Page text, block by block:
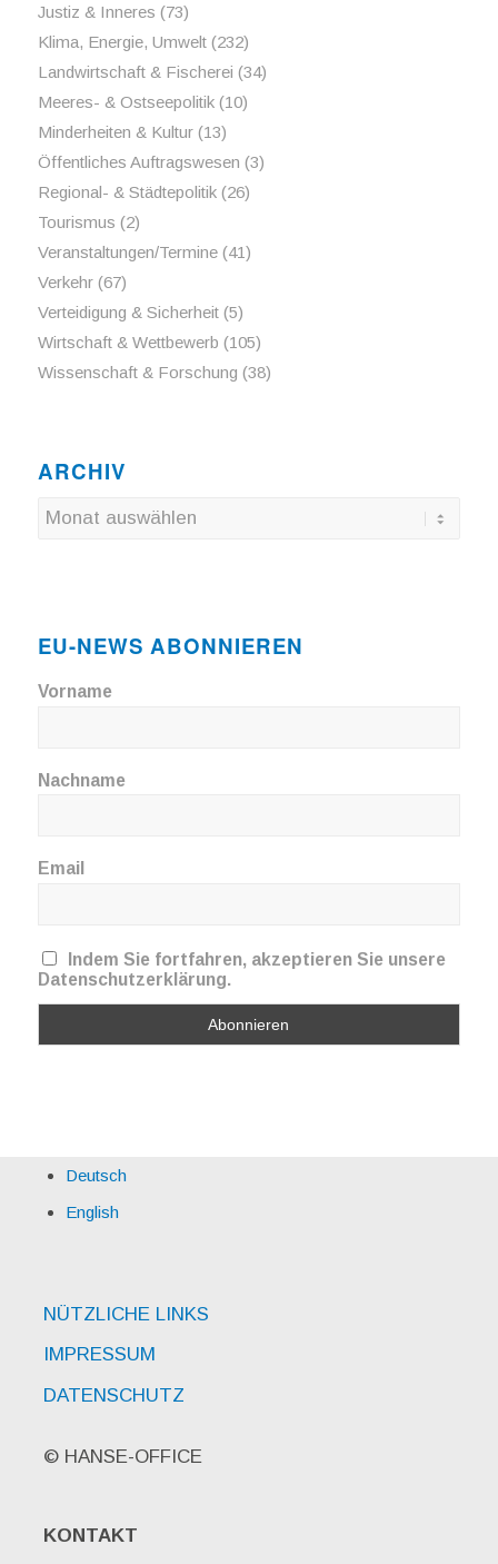
Justiz & Inneres (73)
Klima, Energie, Umwelt(232)
Landwirtschaft & Fischerei (34)
Meeres- & Ostseepolitik(10)
Minderheiten & Kultur(13)
Öffentliches Auftragswesen (3)
Regional- & Städtepolitik(26)
Tourismus (2)
Veranstaltungen/Termine(41)
Verkehr(67)
Verteidigung & Sicherheit(5)
Wirtschaft & Wettbewerb (105)
Wissenschaft & Forschung (38)
ARCHIV
EU-NEWS ABONNIEREN
Vorname
Nachname
Email
Indem Sie fortfahren, akzeptieren Sie unsere
Datenschutzerklärung.
Deutsch
English
NÜTZLICHE LINKS
IMPRESSUM
DATENSCHUTZ
© HANSE-OFFICE
KONTAKT